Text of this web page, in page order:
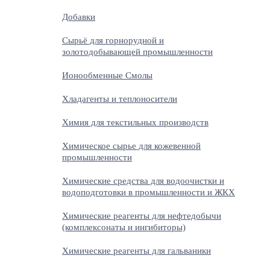
Добавки
Сырьё для горнорудной и
золотодобывающей промышленности
Ионообменные Смолы
Хладагенты и теплоносители
Химия для текстильных производств
Химическое сырье для кожевенной
промышленности
Химические средства для водоочистки и
водоподготовки в промышленности и ЖКХ
Химические реагенты для нефтедобычи
(комплексонаты и ингибиторы)
Химические реагенты для гальваники